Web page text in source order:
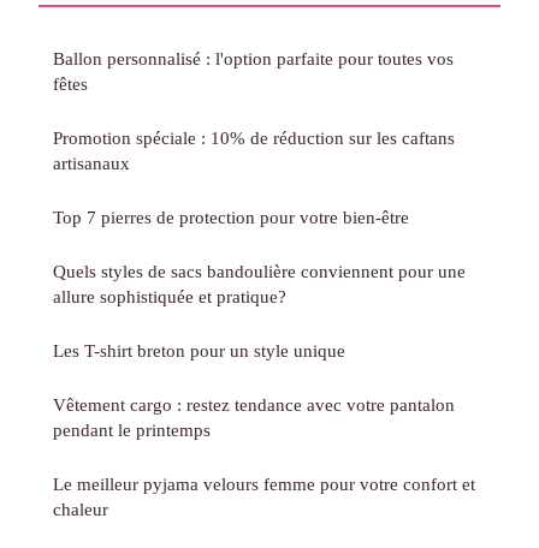
Ballon personnalisé : l'option parfaite pour toutes vos
fêtes
Promotion spéciale : 10% de réduction sur les caftans
artisanaux
Top 7 pierres de protection pour votre bien-être
Quels styles de sacs bandoulière conviennent pour une
allure sophistiquée et pratique?
Les T-shirt breton pour un style unique
Vêtement cargo : restez tendance avec votre pantalon
pendant le printemps
Le meilleur pyjama velours femme pour votre confort et
chaleur